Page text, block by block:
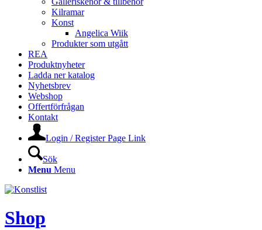
Kilramar
Konst
Angelica Wiik
Produkter som utgått
REA
Produktnyheter
Ladda ner katalog
Nyhetsbrev
Webshop
Offertförfrågan
Kontakt
Login / Register Page Link
Sök
Menu Menu
Shop